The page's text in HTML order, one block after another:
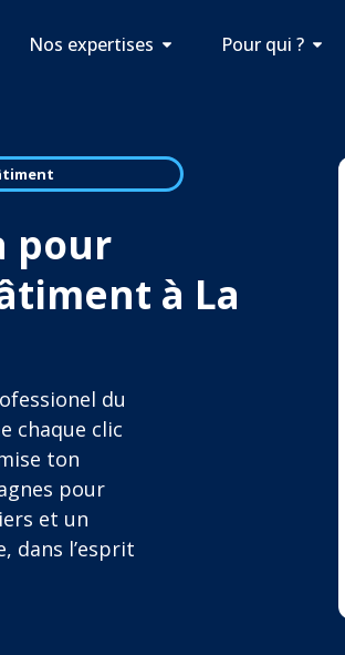
Nos expertises Pour qui ?
pour
à La
du
chaque clic
ton
pour
et un
dans l’esprit